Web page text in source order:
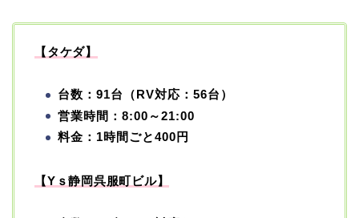
【タケダ】
台数：91台（RV対応：56台）
営業時間：8:00～21:00
料金：1時間ごと400円
【Yｓ静岡呉服町ビル】